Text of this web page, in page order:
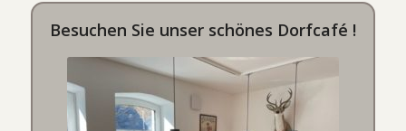
Besuchen Sie unser schönes Dorfcafé !